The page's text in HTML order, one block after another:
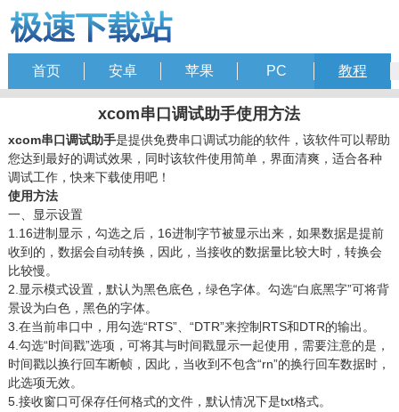
首页 安卓 苹果 PC 教程
xcom串口调试助手使用方法
xcom串口调试助手是提供免费串口调试功能的软件，该软件可以帮助
您达到最好的调试效果，同时该软件使用简单，界面清爽，适合各种
调试工作，快来下载使用吧！
使用方法
一、显示设置
1. 16进制显示，勾选之后，16进制字节被显示出来，如果数据是提前
收到的，数据会自动转换，因此，当接收的数据量比较大时，转换会
比较慢。
2. 显示模式设置，默认为黑色底色，绿色字体。勾选“白底黑字”可将背
景设为白色，黑色的字体。
3. 在当前串口中，用勾选“RTS”、“DTR”来控制RTS和DTR的输出。
4. 勾选“时间戳”选项，可将其与时间戳显示一起使用，需要注意的是，
时间戳以换行回车断帧，因此，当收到不包含“rn”的换行回车数据时，
此选项无效。
5. 接收窗口可保存任何格式的文件，默认情况下是txt格式。